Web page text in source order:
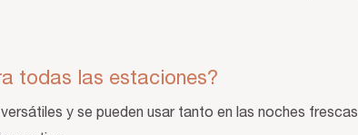
todas las estaciones?
y se pueden usar tanto en las noches frescas